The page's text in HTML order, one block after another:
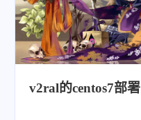
v2ral的centos7部署